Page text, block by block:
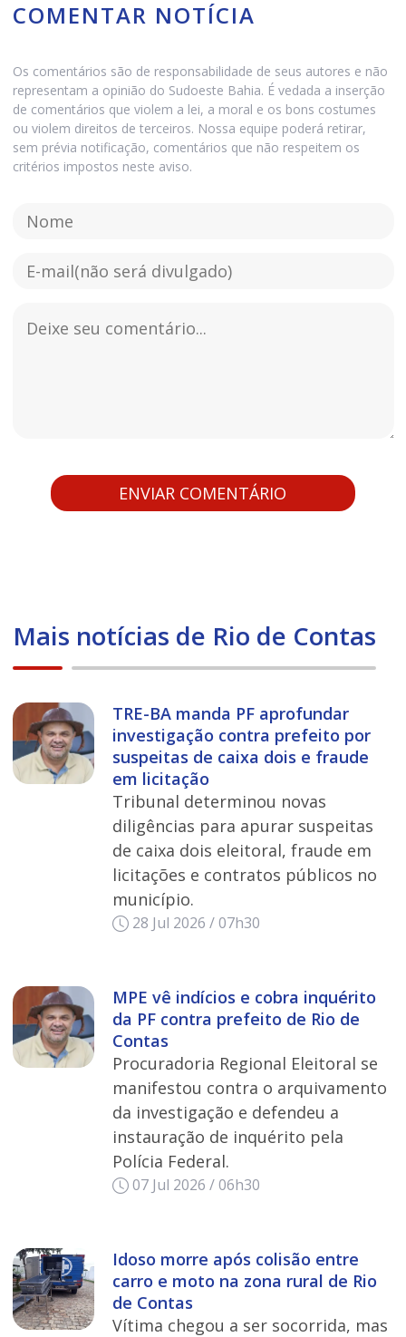
COMENTAR NOTÍCIA
Os comentários são de responsabilidade de seus autores e não
representam a opinião do Sudoeste Bahia. É vedada a inserção
de comentários que violem a lei, a moral e os bons costumes
ou violem direitos de terceiros. Nossa equipe poderá retirar,
sem prévia notificação, comentários que não respeitem os
critérios impostos neste aviso.
Mais notícias de Rio de Contas
TRE-BA manda PF aprofundar
investigação contra prefeito por
suspeitas de caixa dois e fraude
em licitação
Tribunal determinou novas
diligências para apurar suspeitas
de caixa dois eleitoral, fraude em
licitações e contratos públicos no
município.
28 Jul 2026 / 07h30
MPE vê indícios e cobra inquérito
da PF contra prefeito de Rio de
Contas
Procuradoria Regional Eleitoral se
manifestou contra o arquivamento
da investigação e defendeu a
instauração de inquérito pela
Polícia Federal.
07 Jul 2026 / 06h30
Idoso morre após colisão entre
carro e moto na zona rural de Rio
de Contas
Vítima chegou a ser socorrida, mas